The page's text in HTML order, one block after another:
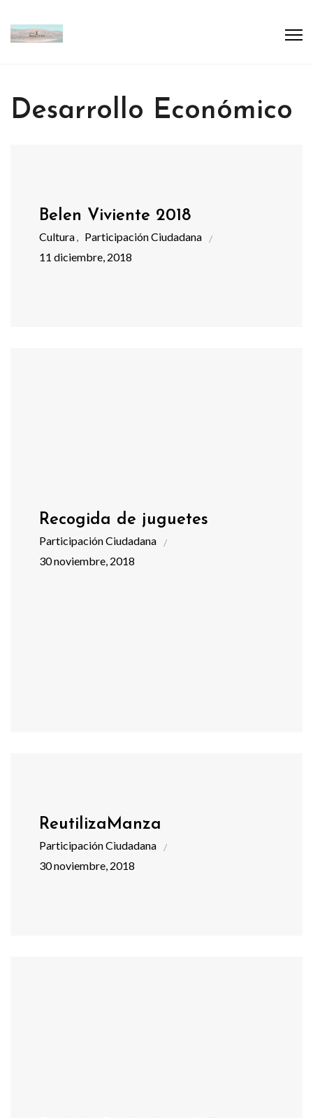
Desarrollo Económico
Belen Viviente 2018
Cultura, Participación Ciudadana
11 diciembre, 2018
Recogida de juguetes
Participación Ciudadana
30 noviembre, 2018
ReutilizaManza
Participación Ciudadana
30 noviembre, 2018